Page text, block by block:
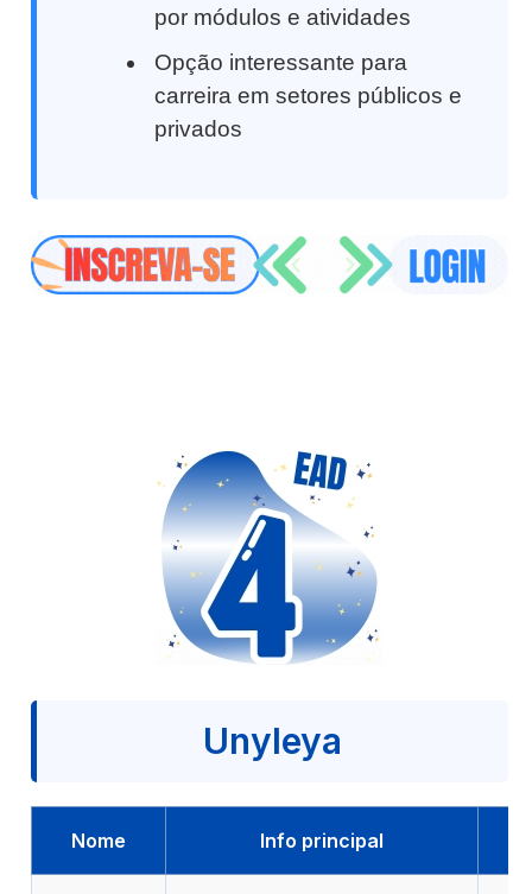
por módulos e atividades
Opção interessante para
carreira em setores públicos e
privados
Unyleya
Nome Info principal